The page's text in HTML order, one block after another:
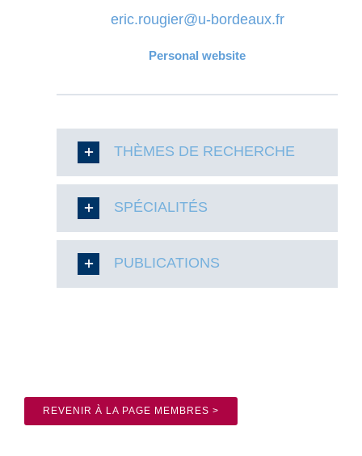
eric.rougier@u-bordeaux.fr
Personal website
THÈMES DE RECHERCHE
SPÉCIALITÉS
PUBLICATIONS
REVENIR À LA PAGE MEMBRES >